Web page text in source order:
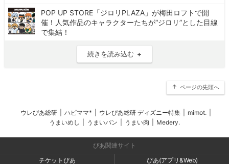
POP UP STORE「ジロリPLAZA」が梅田ロフトで開
催！人気作品のキャラクターたちが“ジロリ”とした目線
で集結！
続きを読み込む
ページの先頭へ
ウレぴあ総研 ハピママ* ウレぴあ総研 ディズニー特集 mimot.
うまいめし
うまいパン うまい肉 Medery.
ぴあ関連サイト
チケットぴあ
ぴあ(アプリ&Web)